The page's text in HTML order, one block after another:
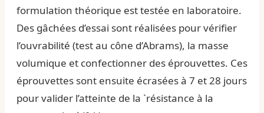
formulation théorique est testée en laboratoire.
Des gâchées d’essai sont réalisées pour vérifier
l’ouvrabilité (test au cône d’Abrams), la masse
volumique et confectionner des éprouvettes. Ces
éprouvettes sont ensuite écrasées à 7 et 28 jours
pour valider l’atteinte de la `résistance à la